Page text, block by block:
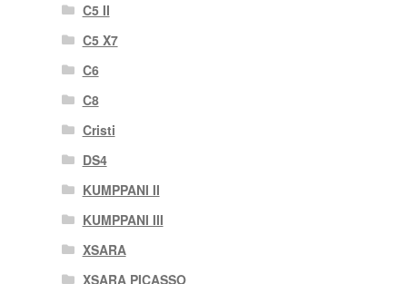
C5 II
C5 X7
C6
C8
Cristi
DS4
KUMPPANI II
KUMPPANI III
XSARA
XSARA PICASSO